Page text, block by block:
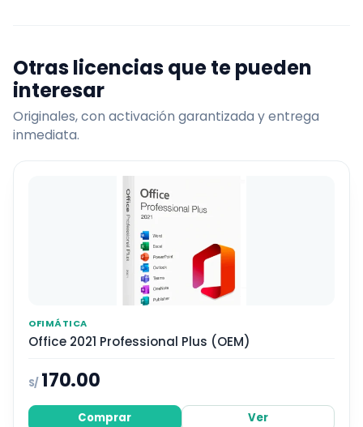
Otras licencias que te pueden
interesar
Originales, con activación garantizada y entrega
inmediata.
OFIMÁTICA
Office 2021 Professional Plus (OEM)
S/ 170.00
Comprar Ver